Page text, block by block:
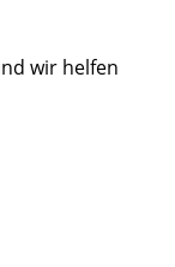
wir helfen